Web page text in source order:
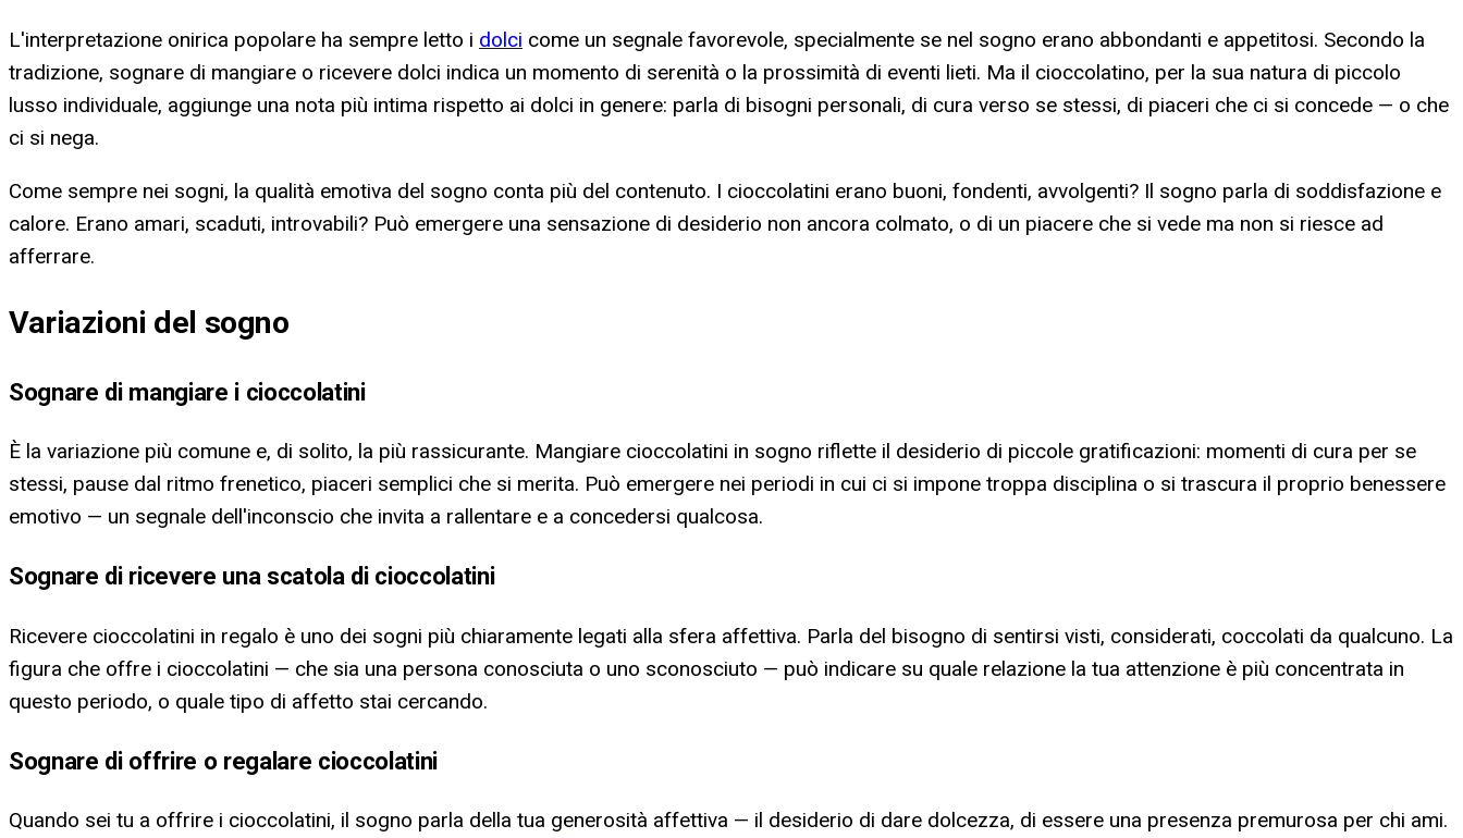
L'interpretazione onirica popolare ha sempre letto i dolci come un segnale favorevole, specialmente se nel sogno erano abbondanti e appetitosi. Secondo la
tradizione, sognare di mangiare o ricevere dolci indica un momento di serenità o la prossimità di eventi lieti. Ma il cioccolatino, per la sua natura di piccolo
lusso individuale, aggiunge una nota più intima rispetto ai dolci in genere: parla di bisogni personali, di cura verso se stessi, di piaceri che ci si concede — o che
ci si nega.
Come sempre nei sogni, la qualità emotiva del sogno conta più del contenuto. I cioccolatini erano buoni, fondenti, avvolgenti? Il sogno parla di soddisfazione e
calore. Erano amari, scaduti, introvabili? Può emergere una sensazione di desiderio non ancora colmato, o di un piacere che si vede ma non si riesce ad
afferrare.
Variazioni del sogno
Sognare di mangiare i cioccolatini
È la variazione più comune e, di solito, la più rassicurante. Mangiare cioccolatini in sogno riflette il desiderio di piccole gratificazioni: momenti di cura per se
stessi, pause dal ritmo frenetico, piaceri semplici che si merita. Può emergere nei periodi in cui ci si impone troppa disciplina o si trascura il proprio benessere
emotivo — un segnale dell'inconscio che invita a rallentare e a concedersi qualcosa.
Sognare di ricevere una scatola di cioccolatini
Ricevere cioccolatini in regalo è uno dei sogni più chiaramente legati alla sfera affettiva. Parla del bisogno di sentirsi visti, considerati, coccolati da qualcuno. La
figura che offre i cioccolatini — che sia una persona conosciuta o uno sconosciuto — può indicare su quale relazione la tua attenzione è più concentrata in
questo periodo, o quale tipo di affetto stai cercando.
Sognare di offrire o regalare cioccolatini
Quando sei tu a offrire i cioccolatini, il sogno parla della tua generosità affettiva — il desiderio di dare dolcezza, di essere una presenza premurosa per chi ami.